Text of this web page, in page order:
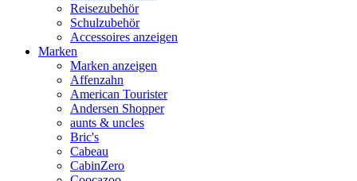
Reisezubehör
Schulzubehör
Accessoires anzeigen
Marken
Marken anzeigen
Affenzahn
American Tourister
Andersen Shopper
aunts & uncles
Bric's
Cabeau
CabinZero